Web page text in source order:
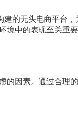
的无头电商平台
境中的表现至关重
的因素。通过合理